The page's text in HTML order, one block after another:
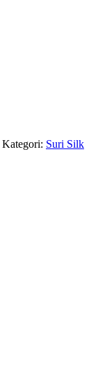
Kategori: Suri Silk